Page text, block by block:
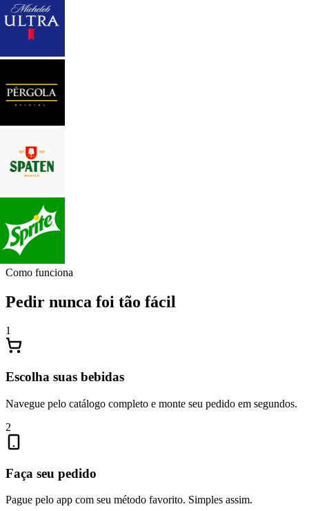
Como funciona
Pedir nunca foi tão fácil
1
Escolha suas bebidas
Navegue pelo catálogo completo e monte seu pedido em segundos.
2
Faça seu pedido
Pague pelo app com seu método favorito. Simples assim.